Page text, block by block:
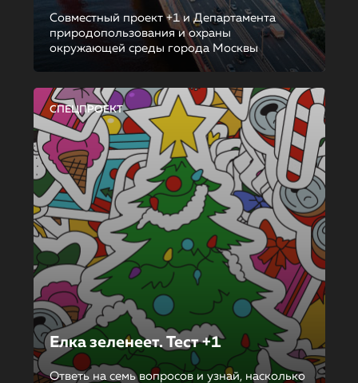
Совместный проект +1 и Департамента
природопользования и охраны
окружающей среды города Москвы
СПЕЦПРОЕКТ
Елка зеленеет. Тест +1
Ответь на семь вопросов и узнай, насколько